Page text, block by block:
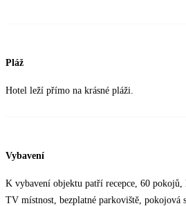
Pláž
Hotel leží přímo na krásné pláži.
Vybavení
K vybavení objektu patří recepce, 60 pokojů,
TV místnost, bezplatné parkoviště, pokojová